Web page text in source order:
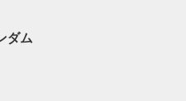
ダム